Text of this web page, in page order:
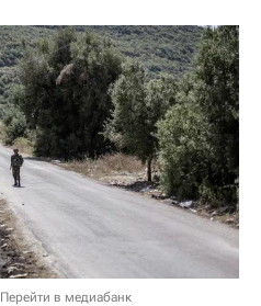
Перейти в медиабанк